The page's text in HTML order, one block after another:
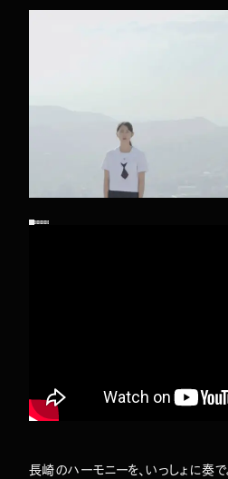
COMPANY
NEWS
MEMBERS
CONTACT
長崎のハーモニーを、いっしょに奏